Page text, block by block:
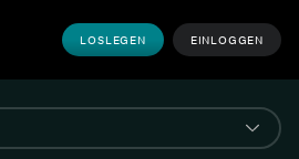
LOSLEGEN EINLOGGEN